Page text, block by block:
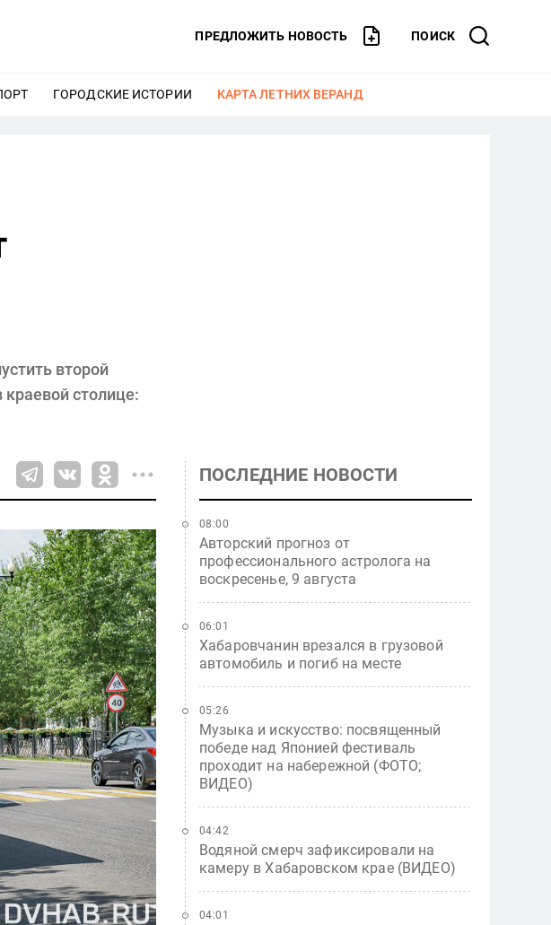
ПРЕДЛОЖИТЬ НОВОСТЬ ПОИСК
ЕЩЕ
ГОРОДСКИЕ ИСТОРИИ ЕЩЕ
КАРТА ЛЕТНИХ ВЕРАНД
второй
столице:
ПОСЛЕДНИЕ НОВОСТИ
Авторский прогноз от
профессионального астролога на
воскресенье, 9 августа
08:00
Хабаровчанин врезался в грузовой
автомобиль и погиб на месте
06:01
Музыка и искусство: посвященный
победе над Японией фестиваль
проходит на набережной (ФОТО;
ВИДЕО)
05:26
Водяной смерч зафиксировали на
камеру в Хабаровском крае (ВИДЕО)
04:42
04:01